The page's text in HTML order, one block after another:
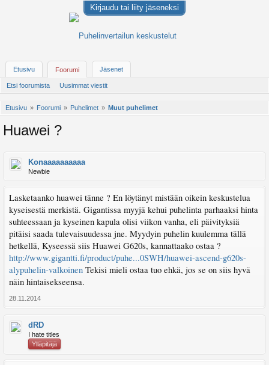
Kirjaudu tai liity jäseneksi
Etusivu Foorumi
Etsi foorumista Uusimmat viestit
Jäsenet
Etusivu Foorumi Puhelimet Muut puhelimet
Huawei ?
Konaaaaaaaaaa
Newbie
Lasketaanko huawei tänne ? En löytänyt mistään oikein keskustelua
kyseisestä merkistä. Gigantissa myyjä kehui puhelinta parhaaksi hinta
suhteessaan ja kyseinen kapula olisi viikon vanha, eli päivityksiä
pitäisi saada tulevaisuudessa jne. Myydyin puhelin kuulemma tällä
hetkellä, Kyseessä siis Huawei G620s, kannattaako ostaa ?
http://www.gigantti.fi/product/puhe...0SWH/huawei-ascend-g620s-
alypuhelin-valkoinen Tekisi mieli ostaa tuo ehkä, jos se on siis hyvä
näin hintaisekseensa.
28.11.2014
dRD
I hate titles
Ylläpitäjä